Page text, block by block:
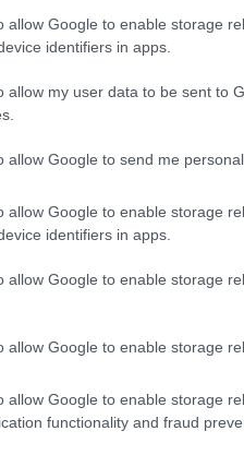
allow Google to enable storage
identifiers in apps.
allow my user data to be sent to
allow Google to send me
allow Google to enable storage
identifiers in apps.
allow Google to enable storage
allow Google to enable storage
allow Google to enable storage
functionality and fraud
solo l’inizio, ci
rischiano niente, le
non li
a gennaio: Ong
lo stato di
il risiko delle Ong è più
burocratica, del corpus
osservare le leggi
lo governi un paese
e se è la
debba essere
autoritario, ora in
sa stare al mondo, sa